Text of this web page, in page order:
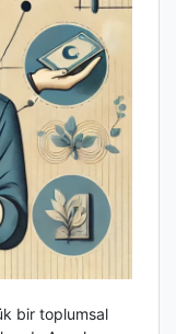
bir toplumsal